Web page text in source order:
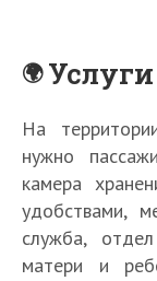
На
нужно
камера
удобствами,
служба,
матери и